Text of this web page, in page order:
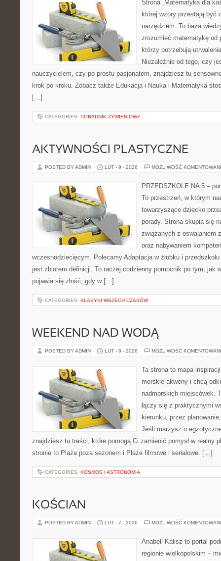
Strona „Matematyka dla
której wzory przestają być
narzędziem. To baza
zrozumieć matematykę od
którzy potrzebują
Niezależnie od tego, czy
nauczycielem, czy po prostu pasjonatem, znajdziesz tu
krok po kroku. Zobacz także Edukacja i Nauka i Matematyka
[…]
CATEGORIES: PORADNIK ŻYWIENIOWY
AKTYWNOŚCI PLASTYCZNE
POSTED BY ADMIN LUT - 9 - 2026 MOŻLIWOŚĆ
PRZEDSZKOLE NA 5 –
To przestrzeń, w którym
towarzyszące dziecko
porady. Strona skupia się
związanych z oswajaniem
oraz nabywaniem
wczesnodziecięcym. Polecamy Adaptacja w żłobku i
jest zbiorem definicji. To raczej codzienny pomocnik po tym, jak
pojawia się złość, gdy w […]
CATEGORIES: KLASYKI WSZECH CZASÓW
WEEKEND NAD WODĄ
POSTED BY ADMIN LUT - 8 - 2026 MOŻLIWOŚĆ
Ta strona to mapa
morskie akweny i chcą
nadmorskich miejscówek.
łączy się z praktycznymi
kierunku, przez
Jeśli marzysz o
znajdziesz tu treści, które pomogą Ci zamienić pomysł w realny
stronie to Plaże poza sezonem i Plaże filmowe i serialowe. […]
CATEGORIES: KOSMOS I ASTRONOMIA
KOŚCIAN
POSTED BY ADMIN LUT - 7 - 2026 MOŻLIWOŚĆ
Anabell Kalisz to portal
regionie wielkopolskim –